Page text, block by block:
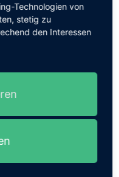
Klasse 4a an einem
Bürgerhaus in Baunach
mit unseremVorwissen
Technologien von
stetig zu
den Interessen